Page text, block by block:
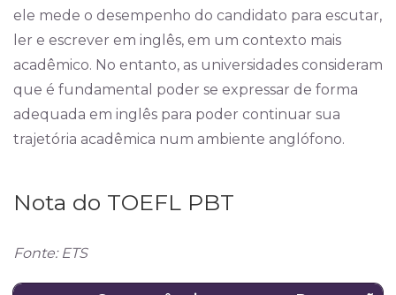
ele mede o desempenho do candidato para escutar,
ler e escrever em inglês, em um contexto mais
acadêmico. No entanto, as universidades consideram
que é fundamental poder se expressar de forma
adequada em inglês para poder continuar sua
trajetória acadêmica num ambiente anglófono.
Nota do TOEFL PBT
Fonte: ETS